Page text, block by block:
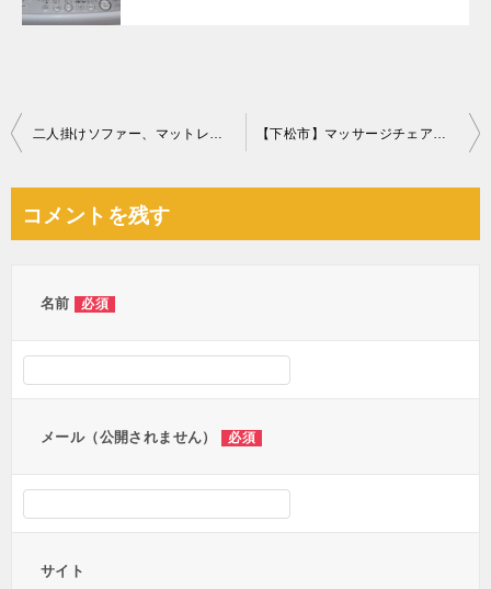
投
ビ
二人掛けソファー、マットレス付きセミダブルベッド、布団等の回収 【下松市】マッサージチェアの回収・処分ご依頼 お客様の声
コメントを残す
名前 必須
メール（公開されません） 必須
サイト